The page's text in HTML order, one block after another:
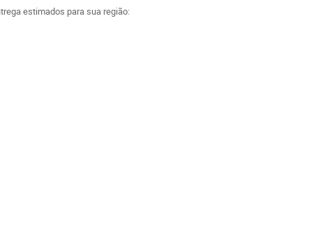
estimados para sua região: